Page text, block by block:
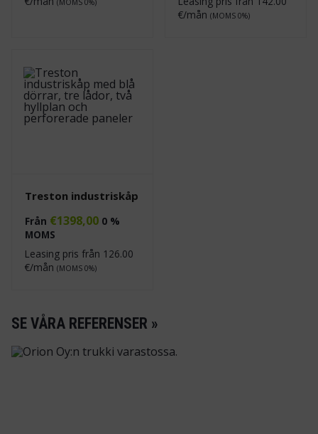
€/mån (MOMS 0%)
Treston industriskåp
Från €1398,00 0 %
MOMS
Leasing pris från 126.00
€/mån (MOMS 0%)
SE VÅRA REFERENSER »